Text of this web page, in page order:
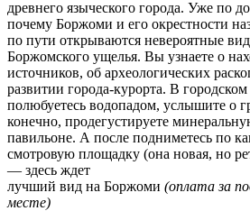
древнего языческого города. Уже по
почему Боржоми и его окрестности
по пути открываются невероятные
Боржомского ущелья. Вы узнаете о
источников, об археологических
развитии города-курорта. В
полюбуетесь водопадом, услышите о
конечно, продегустируете
павильоне. А после подниметесь по
смотровую площадку (она новая, но
— здесь ждет
лучший вид на Боржоми (оплата за
месте)